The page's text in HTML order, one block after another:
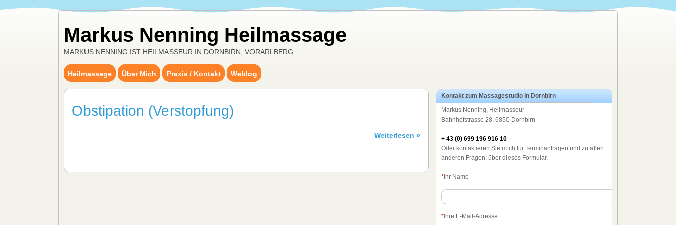
Markus Nenning Heilmassage
MARKUS NENNING IST HEILMASSEUR IN DORNBIRN, VORARLBERG
Heilmassage Über Mich Praxis / Kontakt Weblog
Obstipation (Verstopfung)
Weiterlesen »
Kontakt zum Massagestudio in Dornbirn
Markus Nenning, Heilmasseur
Bahnhofstrasse 28, 6850 Dornbirn
+ 43 (0) 699 196 916 10
Oder kontaktieren Sie mich für Terminanfragen und zu allen
anderen Fragen, über dieses Formular.
* Ihr Name
* Ihre E-Mail-Adresse